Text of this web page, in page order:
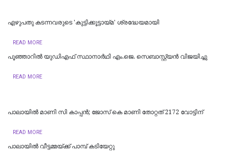
എഴുപതു കടന്നവരുടെ 'കുട്ടിക്കൂട്ടായ്മ' ശ്രദ്ധേയമായി
READ MORE
പൂഞ്ഞാറിൽ യുഡിഎഫ് സ്ഥാനാർഥി എം.ജെ. സെബാസ്റ്റ്യൻ വിജയിച്ചു
READ MORE
പാലായിൽ മാണി സി കാപ്പൻ; ജോസ് കെ മാണി തോറ്റത് 2172 വോട്ടിന്
READ MORE
പാലായിൽ വീട്ടമ്മയ്ക്ക് പാമ്പ് കടിയേറ്റു